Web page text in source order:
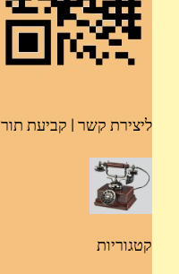
ליצירת קשר | קביעת תור
קטגוריות